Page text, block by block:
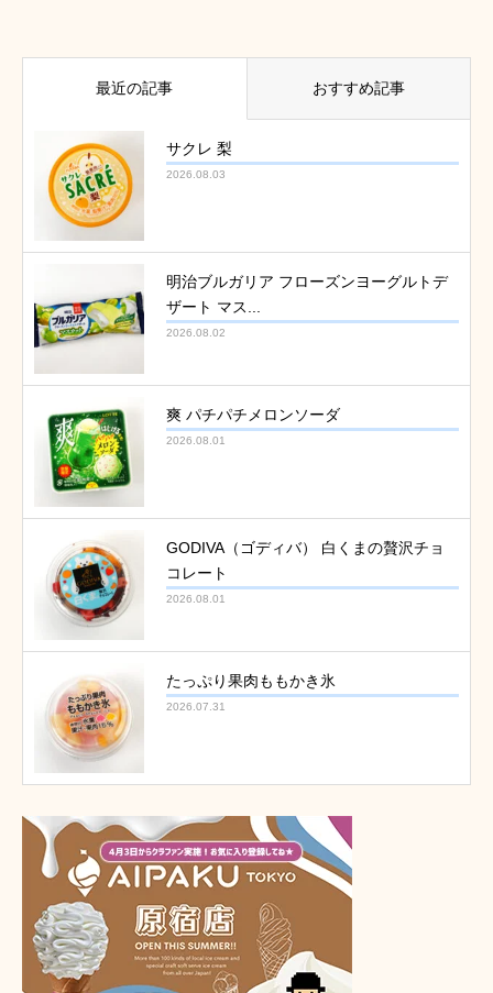
最近の記事 おすすめ記事
サクレ 梨
2026.08.03
明治ブルガリア フローズンヨーグルトデ
ザート マス...
2026.08.02
爽 パチパチメロンソーダ
2026.08.01
GODIVA（ゴディバ） 白くまの贅沢チョ
コレート
2026.08.01
たっぷり果肉ももかき氷
2026.07.31